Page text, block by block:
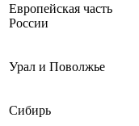
Европейская часть
России
Урал и Поволжье
Сибирь